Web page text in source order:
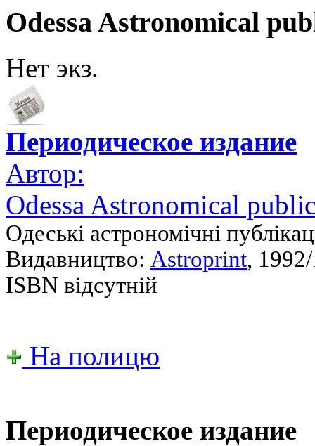
Odessa Astronomical
Нет экз.
Периодическое издание
Автор:
Odessa Astronomical
Одеські астрономічні
Видавництво: Astroprint,
ISBN відсутній
На полицю
Периодическое издание